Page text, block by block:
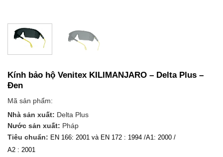
Kính bảo hộ Venitex KILIMANJARO – Delta Plus –
Đen
Mã sản phẩm:
Nhà sản xuất: Delta Plus
Nước sản xuất: Pháp
Tiêu chuẩn: EN 166: 2001 và EN 172 : 1994 /A1: 2000 /
A2 : 2001